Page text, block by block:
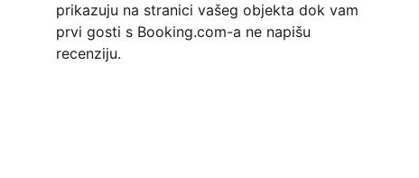
prikazuju na stranici vašeg objekta dok vam
prvi gosti s Booking.com-a ne napišu
recenziju.